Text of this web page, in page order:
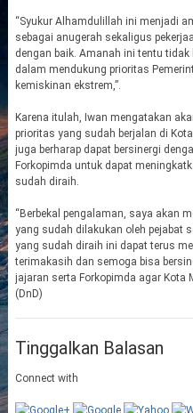
“Syukur Alhamdulillah ini menjadi
sebagai anugerah sekaligus
dengan baik. Amanah ini tentu
dalam mendukung prioritas
kemiskinan ekstrem,”.
Karena itulah, Iwan mengatakan
prioritas yang sudah berjalan di
juga berharap dapat bersinergi
Forkopimda untuk dapat
sudah diraih.
“Berbekal pengalaman, saya akan
yang sudah dilakukan oleh pejabat
yang sudah diraih ini dapat terus
terimakasih dan semoga bisa
jajaran serta Forkopimda agar Kota
(DnD)
Tinggalkan Balasan
Connect with